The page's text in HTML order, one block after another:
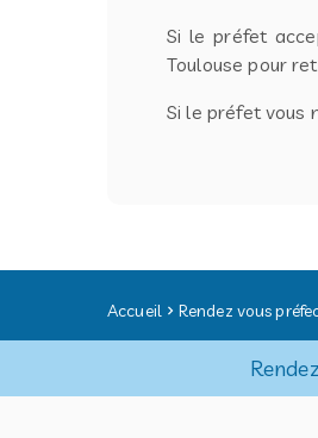
Accueil Rendez vous
Si le préfet
Toulouse pour
Si le préfet vous